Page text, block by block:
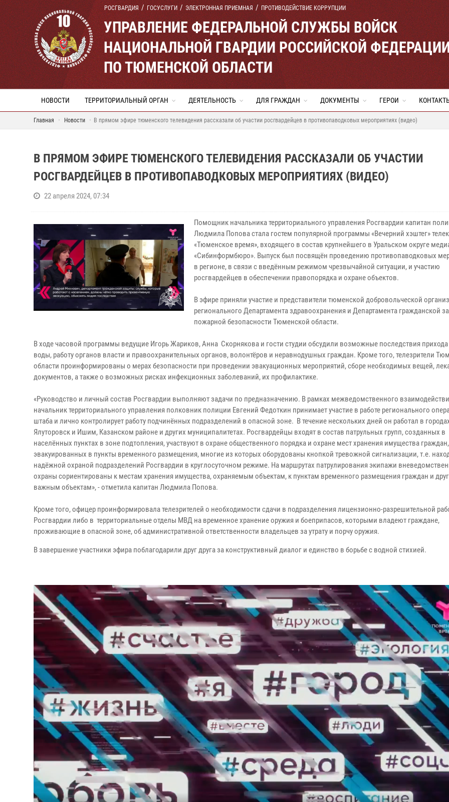
РОСГВАРДИЯ ГОСУСЛУГИ ЭЛЕКТРОННАЯ ПРИЕМНАЯ ПРОТИВОДЕЙСТВИЕ КОРРУПЦИИ
УПРАВЛЕНИЕ ФЕДЕРАЛЬНОЙ СЛУЖБЫ ВОЙСК
НАЦИОНАЛЬНОЙ ГВАРДИИ РОССИЙСКОЙ
ПО ТЮМЕНСКОЙ ОБЛАСТИ
НОВОСТИ ТЕРРИТОРИАЛЬНЫЙ ОРГАН ДЕЯТЕЛЬНОСТЬ ДЛЯ ГРАЖДАН ДОКУМЕНТЫ ГЕРОИ
Главная Новости В прямом эфире тюменского телевидения рассказали об участии росгвардейцев в противопаводковых мероприятиях (видео)
В ПРЯМОМ ЭФИРЕ ТЮМЕНСКОГО ТЕЛЕВИДЕНИЯ РАССКАЗАЛИ ОБ УЧАСТИИ
РОСГВАРДЕЙЦЕВ В ПРОТИВОПАВОДКОВЫХ МЕРОПРИЯТИЯХ (ВИДЕО)
22 апреля 2024, 07:34
Помощник начальника территориального управления Росгвардии капитан
Людмила Попова стала гостем популярной программы «Вечерний хэштег»
«Тюменское время», входящего в состав крупнейшего в Уральском округе
«Сибинформбюро». Выпуск был посвящён проведению противопаводковых
в регионе, в связи с введённым режимом чрезвычайной ситуации, и участию
росгвардейцев в обеспечении правопорядка и охране объектов.
В эфире приняли участие и представители тюменской добровольческой
регионального Департамента здравоохранения и Департамента гражданской
пожарной безопасности Тюменской области.
В ходе часовой программы ведущие Игорь Жариков, Анна Скорнякова и гости студии обсудили возможные последствия
воды, работу органов власти и правоохранительных органов, волонтёров и неравнодушных граждан. Кроме того, телезрители
области проинформированы о мерах безопасности при проведении эвакуационных мероприятий, сборе необходимых вещей,
документов, а также о возможных рисках инфекционных заболеваний, их профилактике.
«Руководство и личный состав Росгвардии выполняют задачи по предназначению. В рамках межведомственного
начальник территориального управления полковник полиции Евгений Федоткин принимает участие в работе регионального
штаба и лично контролирует работу подчинённых подразделений в опасной зоне. В течение нескольких дней он работал в
Ялуторовск и Ишим, Казанском районе и других муниципалитетах. Росгвардейцы входят в состав патрульных групп, созданных в
населённых пунктах в зоне подтопления, участвуют в охране общественного порядка и охране мест хранения имущества граждан,
эвакуированных в пункты временного размещения, многие из которых оборудованы кнопкой тревожной сигнализации, т.е.
надёжной охраной подразделений Росгвардии в круглосуточном режиме. На маршрутах патрулирования экипажи
охраны сориентированы к местам хранения имущества, охраняемым объектам, к пунктам временного размещения граждан и
важным объектам», - отметила капитан Людмила Попова.
Кроме того, офицер проинформировала телезрителей о необходимости сдачи в подразделения лицензионно-разрешительной
Росгвардии либо в территориальные отделы МВД на временное хранение оружия и боеприпасов, которыми владеют граждане,
проживающие в опасной зоне, об административной ответственности владельцев за утрату и порчу оружия.
В завершение участники эфира поблагодарили друг друга за конструктивный диалог и единство в борьбе с водной стихией.